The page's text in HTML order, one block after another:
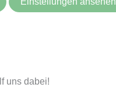
uns dabei!